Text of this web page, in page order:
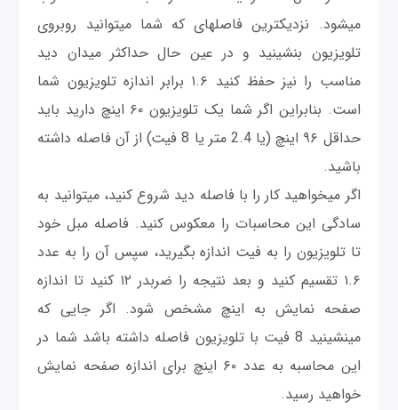
می‎شود. نزدیکترین فاصله‎ای که شما می‎توانید روبروی
تلویزیون بنشینید و در عین حال حداکثر میدان دید
مناسب را نیز حفظ کنید ۱.۶ برابر اندازه تلویزیون شما
است. بنابراین اگر شما یک تلویزیون ۶۰ اینچ دارید باید
حداقل ۹۶ اینچ (یا 2.4 متر یا 8 فیت) از آن فاصله داشته
باشید.
اگر می‎خواهید کار را با فاصله دید شروع کنید، می‎توانید به
سادگی این محاسبات را معکوس کنید. فاصله مبل خود
تا تلویزیون را به فیت اندازه بگیرید، سپس آن را به عدد
۱.۶ تقسیم کنید و بعد نتیجه را ضربدر ۱۲ کنید تا اندازه
صفحه نمایش به اینچ مشخص شود. اگر جایی که
می‎نشینید 8 فیت با تلویزیون فاصله داشته باشد شما در
این محاسبه به عدد ۶۰ اینچ برای اندازه صفحه نمایش
خواهید رسید.